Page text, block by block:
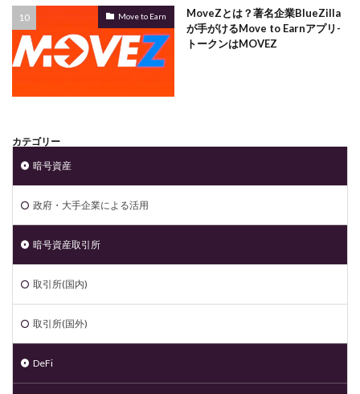
Move to Earn
MoveZとは？著名企業BlueZilla
が手がけるMove to Earnアプリ-
トークンはMOVEZ
カテゴリー
暗号資産
政府・大手企業による活用
暗号資産取引所
取引所(国内)
取引所(国外)
DeFi